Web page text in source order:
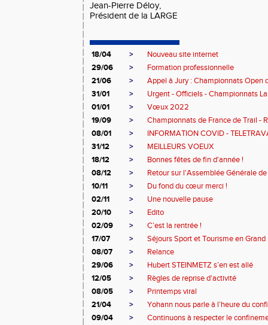
Jean-Pierre Déloy,
Président de la LARGE
18/04 >
Nouveau site internet
29/06
>
Formation professionnelle
21/06
>
Appel à Jury : Championnats Open
31/01
>
Urgent - Officiels - Championnats
01/01
>
Vœux 2022
19/09
>
Championnats de France de Trail -
08/01
>
INFORMATION COVID -
31/12
>
MEILLEURS VOEUX
18/12
>
Bonnes fêtes de fin d'année !
08/12
>
Retour sur l'Assemblée Générale
10/11
>
Du fond du cœur merci !
02/11
>
Une nouvelle pause
20/10
>
Edito
02/09
>
C’est la rentrée !
17/07
>
Séjours Sport et Tourisme en Grand
08/07
>
Relance
29/06
>
Hubert STEINMETZ s’en est allé
12/05
>
Règles de reprise d'activité
08/05
>
Printemps viral
21/04
>
Yohann nous parle à l’heure du
09/04
>
Continuons à respecter le